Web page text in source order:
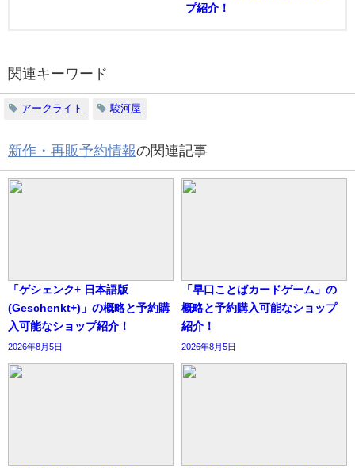
プ紹介！
関連キーワード
アークライト 駿河屋
新作・再販予約情報の関連記事
「ゲシェンク+ 日本語版
(Geschenkt+)」の概略と予約購
入可能なショップ紹介！
2026年8月5日
「早口ことばカードゲーム」の
概略と予約購入可能なショップ
紹介！
2026年8月5日